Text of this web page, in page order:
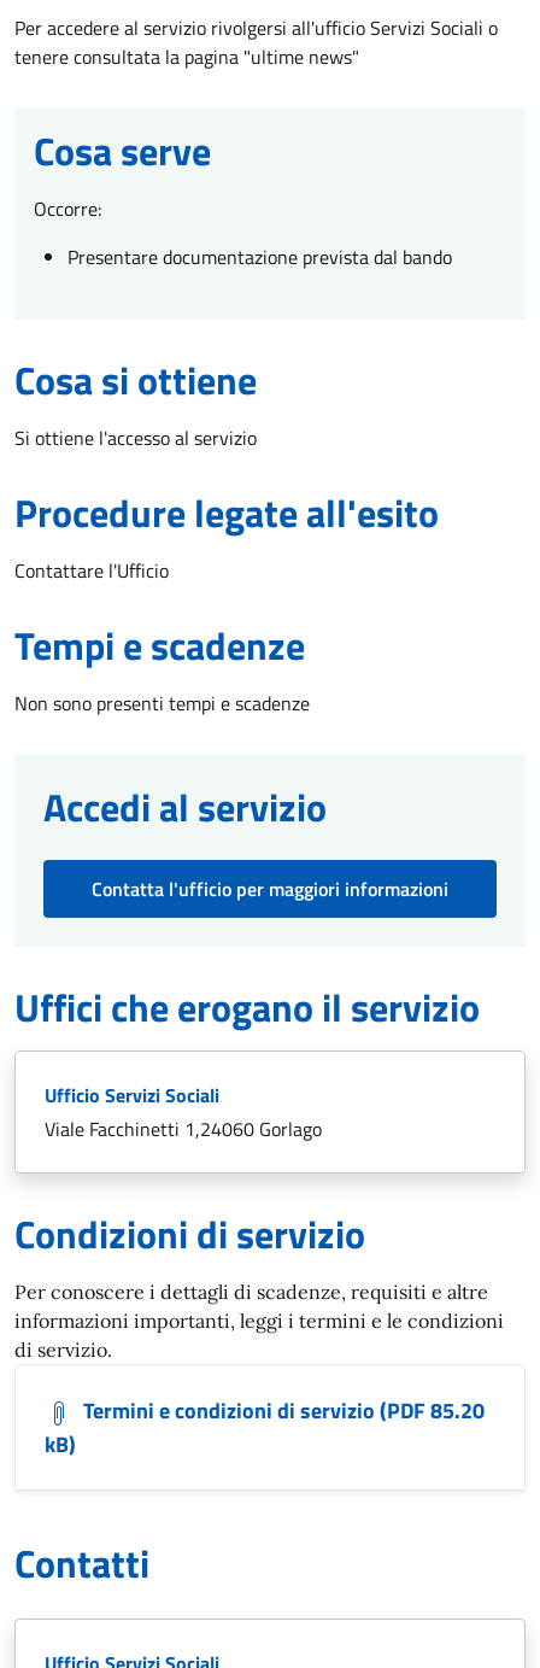
Per accedere al servizio rivolgersi all'ufficio Servizi Sociali o
tenere consultata la pagina "ultime news"
Cosa serve
Occorre:
Presentare documentazione prevista dal bando
Cosa si ottiene
Si ottiene l'accesso al servizio
Procedure legate all'esito
Contattare l'Ufficio
Tempi e scadenze
Non sono presenti tempi e scadenze
Accedi al servizio
Contatta l'ufficio per maggiori informazioni
Uffici che erogano il servizio
Ufficio Servizi Sociali
Viale Facchinetti 1,24060 Gorlago
Condizioni di servizio
Per conoscere i dettagli di scadenze, requisiti e altre
informazioni importanti, leggi i termini e le condizioni
di servizio.
Termini e condizioni di servizio (PDF 85.20
kB)
Contatti